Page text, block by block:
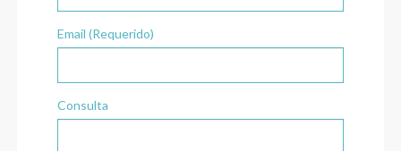
Email (Requerido)
Consulta